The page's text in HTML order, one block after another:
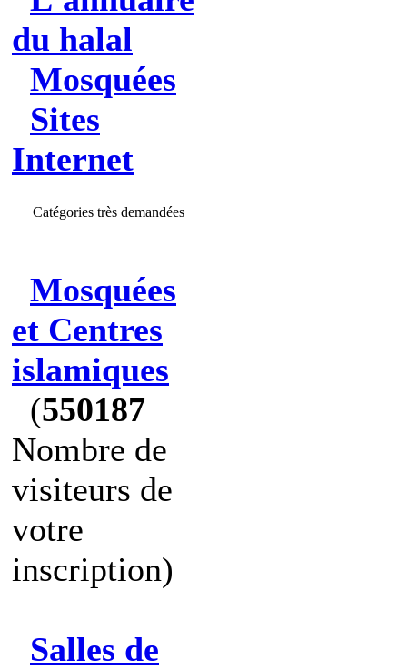
du halal
Mosquées
Sites
Internet
Catégories très demandées
Mosquées
et Centres
islamiques
(550187
Nombre de
visiteurs de
votre
inscription)
Salles de